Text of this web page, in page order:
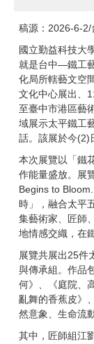
稿源：2026-6-
國立勤益科技大
就是台中—鐵工
化局所轄藝文空
文化中心展出、
至臺中市港區藝
域展示太平鐵工
話。該展於今(2)
本次展覽以「鐵
作能量盛放。展
Begins to
時」，融合太平
集藝術家、匠師
地情感交織，在
展覽共展出25件
與傳承組。作品
何》、《庭院、
亂舞的香蕉皮》
然意象、生命流
其中，匠師組江